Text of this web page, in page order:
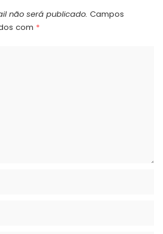
não será publicado. Campos
com *